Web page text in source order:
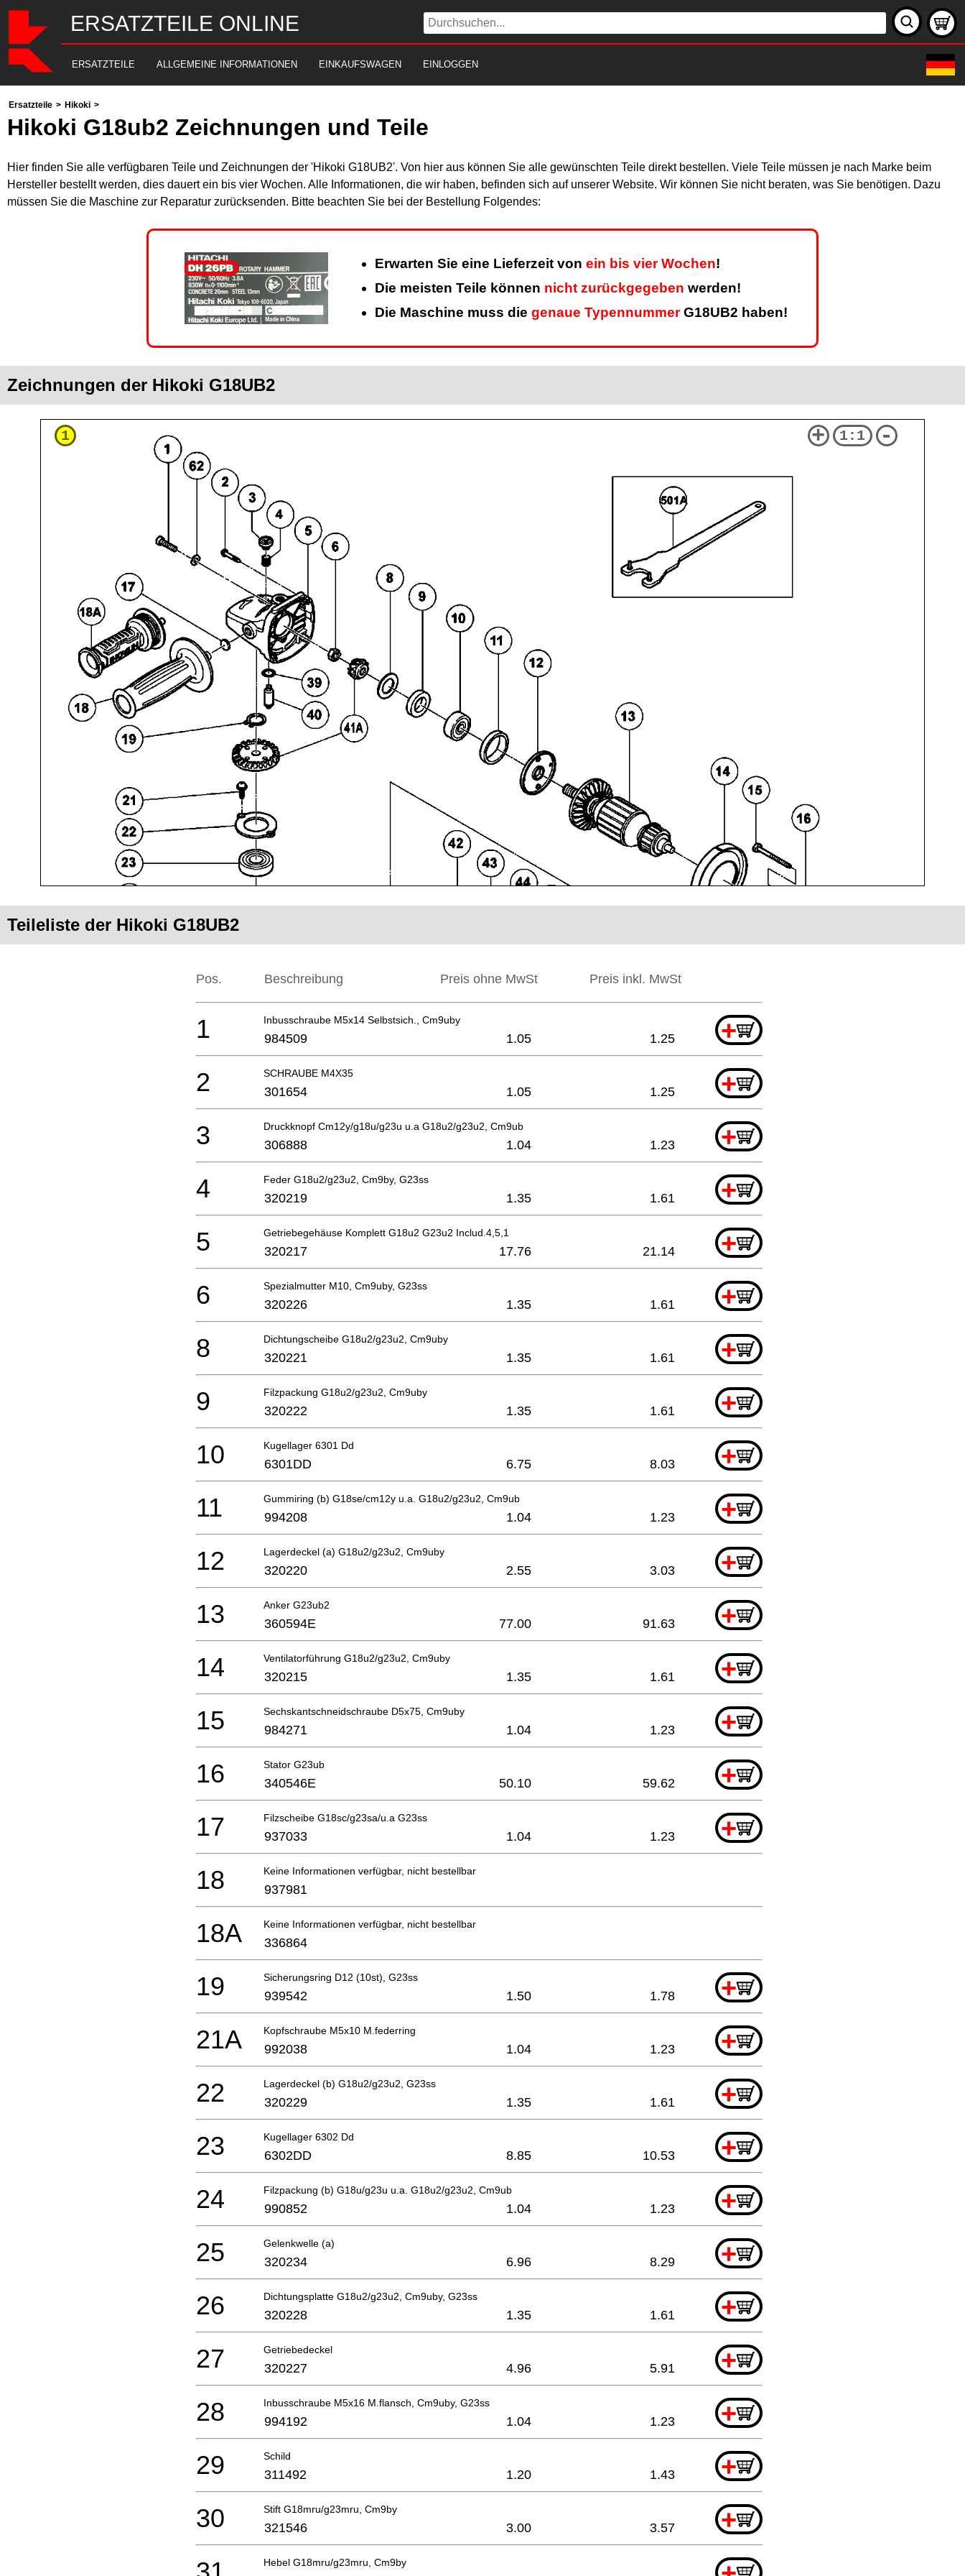
ERSATZTEILE ONLINE
ERSATZTEILE ALLGEMEINE INFORMATIONEN EINKAUFSWAGEN EINLOGGEN
Ersatzteile > Hikoki >
Hikoki G18ub2 Zeichnungen und Teile
Hier finden Sie alle verfügbaren Teile und Zeichnungen der 'Hikoki G18UB2'. Von hier aus können Sie alle gewünschten Teile direkt bestellen. Viele Teile müssen je nach Marke beim
Hersteller bestellt werden, dies dauert ein bis vier Wochen. Alle Informationen, die wir haben, befinden sich auf unserer Website. Wir können Sie nicht beraten, was Sie benötigen. Dazu
müssen Sie die Maschine zur Reparatur zurücksenden. Bitte beachten Sie bei der Bestellung Folgendes:
Erwarten Sie eine Lieferzeit von ein bis vier Wochen!
Die meisten Teile können nicht zurückgegeben werden!
Die Maschine muss die genaue TypennummerG18UB2 haben!
Zeichnungen der Hikoki G18UB2
1 + 1:1 -
Teileliste der Hikoki G18UB2
Pos. Beschreibung Preis ohne MwSt Preis inkl. MwSt
Inbusschraube M5x14 Selbstsich., Cm9uby +
1 984509 1.05 1.25
SCHRAUBE M4X35 +
2 301654 1.05 1.25
Druckknopf Cm12y/g18u/g23u u.a G18u2/g23u2, Cm9ub +
3 306888 1.04 1.23
Feder G18u2/g23u2, Cm9by, G23ss +
4 320219 1.35 1.61
Getriebegehäuse Komplett G18u2 G23u2 Includ.4,5,1 +
5 320217 17.76 21.14
Spezialmutter M10, Cm9uby, G23ss +
6 320226 1.35 1.61
Dichtungscheibe G18u2/g23u2, Cm9uby +
8 320221 1.35 1.61
Filzpackung G18u2/g23u2, Cm9uby +
9 320222 1.35 1.61
Kugellager 6301 Dd +
10 6301DD 6.75 8.03
Gummiring (b) G18se/cm12y u.a. G18u2/g23u2, Cm9ub +
11 994208 1.04 1.23
Lagerdeckel (a) G18u2/g23u2, Cm9uby +
12 320220 2.55 3.03
Anker G23ub2 +
13 360594E 77.00 91.63
Ventilatorführung G18u2/g23u2, Cm9uby +
14 320215 1.35 1.61
Sechskantschneidschraube D5x75, Cm9uby +
15 984271 1.04 1.23
Stator G23ub +
16 340546E 50.10 59.62
Filzscheibe G18sc/g23sa/u.a G23ss +
17 937033 1.04 1.23
Keine Informationen verfügbar, nicht bestellbar
18 937981
Keine Informationen verfügbar, nicht bestellbar
18A 336864
Sicherungsring D12 (10st), G23ss +
19 939542 1.50 1.78
Kopfschraube M5x10 M.federring +
21A 992038 1.04 1.23
Lagerdeckel (b) G18u2/g23u2, G23ss +
22 320229 1.35 1.61
Kugellager 6302 Dd +
23 6302DD 8.85 10.53
Filzpackung (b) G18u/g23u u.a. G18u2/g23u2, Cm9ub +
24 990852 1.04 1.23
Gelenkwelle (a) +
25 320234 6.96 8.29
Dichtungsplatte G18u2/g23u2, Cm9uby, G23ss +
26 320228 1.35 1.61
Getriebedeckel +
27 320227 4.96 5.91
Inbusschraube M5x16 M.flansch, Cm9uby, G23ss +
28 994192 1.04 1.23
Schild +
29 311492 1.20 1.43
Stift G18mru/g23mru, Cm9by +
30 321546 3.00 3.57
Hebel G18mru/g23mru, Cm9by